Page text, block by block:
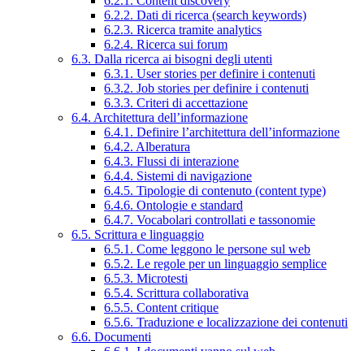
6.2.2. Dati di ricerca (search keywords)
6.2.3. Ricerca tramite analytics
6.2.4. Ricerca sui forum
6.3. Dalla ricerca ai bisogni degli utenti
6.3.1. User stories per definire i contenuti
6.3.2. Job stories per definire i contenuti
6.3.3. Criteri di accettazione
6.4. Architettura dell’informazione
6.4.1. Definire l’architettura dell’informazione
6.4.2. Alberatura
6.4.3. Flussi di interazione
6.4.4. Sistemi di navigazione
6.4.5. Tipologie di contenuto (content type)
6.4.6. Ontologie e standard
6.4.7. Vocabolari controllati e tassonomie
6.5. Scrittura e linguaggio
6.5.1. Come leggono le persone sul web
6.5.2. Le regole per un linguaggio semplice
6.5.3. Microtesti
6.5.4. Scrittura collaborativa
6.5.5. Content critique
6.5.6. Traduzione e localizzazione dei contenuti
6.6. Documenti